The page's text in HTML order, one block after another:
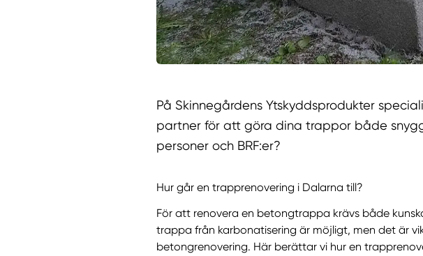
På Skinnegårdens Ytskyddsprodukter
partner för att göra dina trappor både
personer och BRF:er?
Hur går en trapprenovering i Dalarna till?
För att renovera en betongtrappa krävs både
trappa från karbonatisering är möjligt, men det är
betongrenovering. Här berättar vi hur en